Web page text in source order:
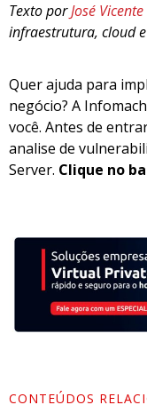
Texto porJosé
infraestrutura, cloud
Quer ajuda para
negócio? A
você. Antes de
analise de
Server. Clique no
CONTEÚDOS